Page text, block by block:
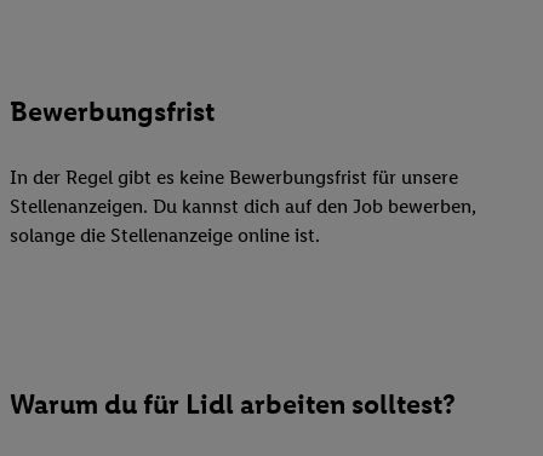
Bewerbungsfrist
In der Regel gibt es keine Bewerbungsfrist für unsere
Stellenanzeigen. Du kannst dich auf den Job bewerben,
solange die Stellenanzeige online ist.
Warum du für Lidl arbeiten solltest?